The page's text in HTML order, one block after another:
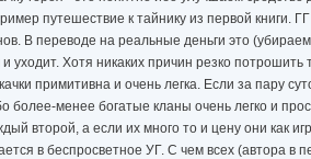
путешествие к тайнику из первой книги.
В переводе на реальные деньги это
уходит. Хотя никаких причин резко
примитивна и очень легка. Если за пару
более-менее богатые кланы очень легко и
второй, а если их много то и цену они как
в беспросветное УГ. С чем всех (автора в